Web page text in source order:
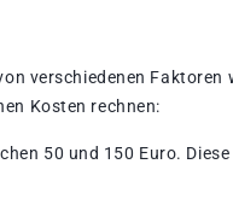
verschiedenen Faktoren
Kosten rechnen:
50 und 150 Euro.